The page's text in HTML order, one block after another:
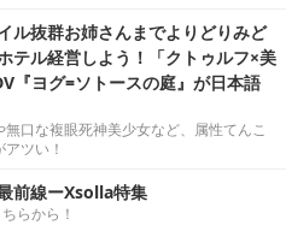
ル抜群お姉さんまでよりどりみど
テル経営しよう！「クトゥルフ×美
『ヨグ=ソトースの庭』が日本語
口な複眼死神美少女など、属性てんこ
ツい！
前線ーXsolla特集
らから！